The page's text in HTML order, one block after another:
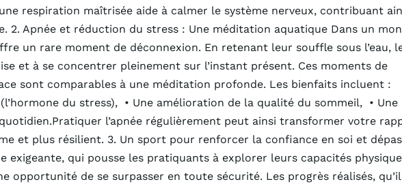
respiration maîtrisée aide à calmer le système nerveux, contribuant
2. Apnée et réduction du stress : Une méditation aquatique Dans un
un rare moment de déconnexion. En retenant leur souffle sous l’eau,
et à se concentrer pleinement sur l’instant présent. Ces moments de
sont comparables à une méditation profonde. Les bienfaits incluent :
du stress), • Une amélioration de la qualité du sommeil, • Une
l’apnée régulièrement peut ainsi transformer votre
et plus résilient. 3. Un sport pour renforcer la confiance en soi et
exigeante, qui pousse les pratiquants à explorer leurs capacités
opportunité de se surpasser en toute sécurité. Les progrès réalisés, qu’il